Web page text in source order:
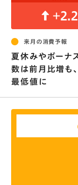
+2.2
来月の消費予報
夏休みやボーナ
数は前月比増も
最低値に